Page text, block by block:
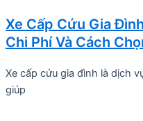
Xe Cấp Cứu Gia
Chi Phí Và Cách
Xe cấp cứu gia đình là dịch
giúp